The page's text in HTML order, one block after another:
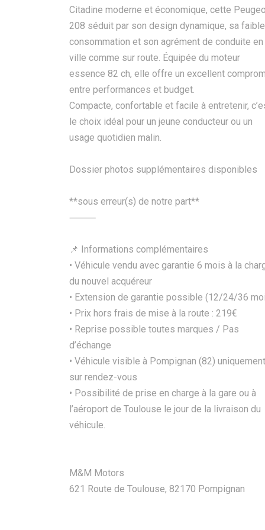
Citadine moderne et économique, cette
208 séduit par son design dynamique, sa faible
consommation et son agrément de conduite en
ville comme sur route. Équipée du moteur
essence 82 ch, elle offre un excellent
entre performances et budget.
Compacte, confortable et facile à entretenir,
le choix idéal pour un jeune conducteur ou un
usage quotidien malin.
Dossier photos supplémentaires disponibles
**sous erreur(s) de notre part**
⸻
📌 Informations complémentaires
• Véhicule vendu avec garantie 6 mois à la
du nouvel acquéreur
• Extension de garantie possible (12/24/36
• Prix hors frais de mise à la route : 219€
• Reprise possible toutes marques / Pas
d’échange
• Véhicule visible à Pompignan (82) uniquement
sur rendez-vous
• Possibilité de prise en charge à la gare ou à
l’aéroport de Toulouse le jour de la livraison du
véhicule.
M&M Motors
621 Route de Toulouse, 82170 Pompignan